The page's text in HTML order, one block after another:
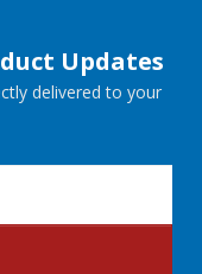
Updates
delivered to your